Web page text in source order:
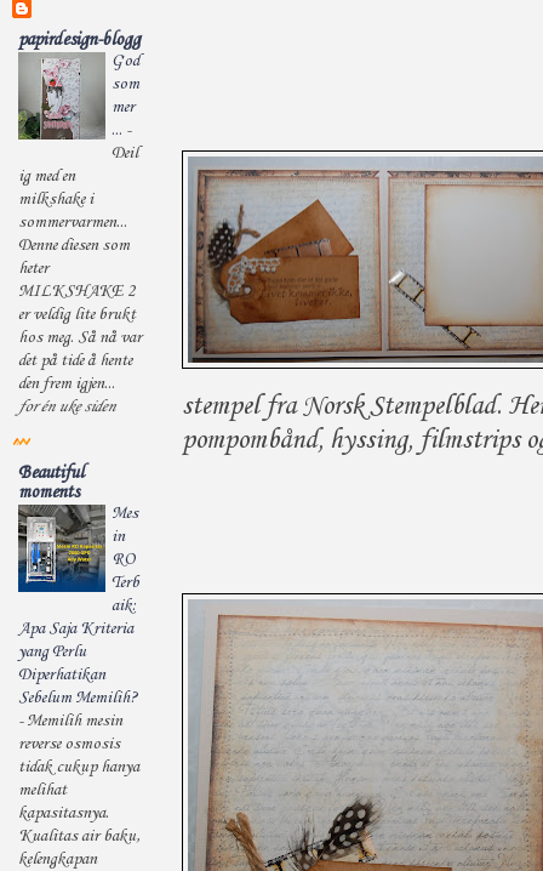
papirdesign-blogg
God
som
mer
... -
Deil
ig med en
milkshake i
sommervarmen...
Denne diesen som
heter
MILKSHAKE 2
er veldig lite brukt
hos meg. Så nå var
det på tide å hente
den frem igjen...
for én uke siden
Beautiful
moments
Mes
in
RO
Terb
aik:
Apa Saja Kriteria
yang Perlu
Diperhatikan
Sebelum Memilih?
-Memilih mesin
reverse osmosis
tidak cukup hanya
melihat
kapasitasnya.
Kualitas air baku,
kelengkapan
stempel fra Norsk Stempelblad.
pompombånd, hyssing, filmstrips